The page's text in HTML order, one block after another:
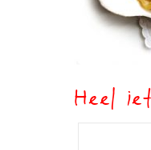
Heel